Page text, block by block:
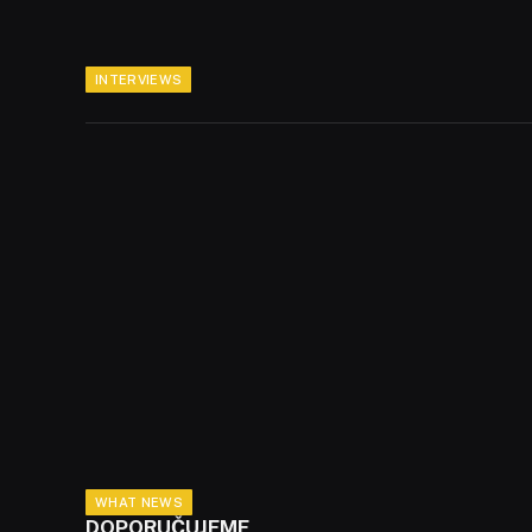
INTERVIEWS
WHAT NEWS
DOPORUČUJEME